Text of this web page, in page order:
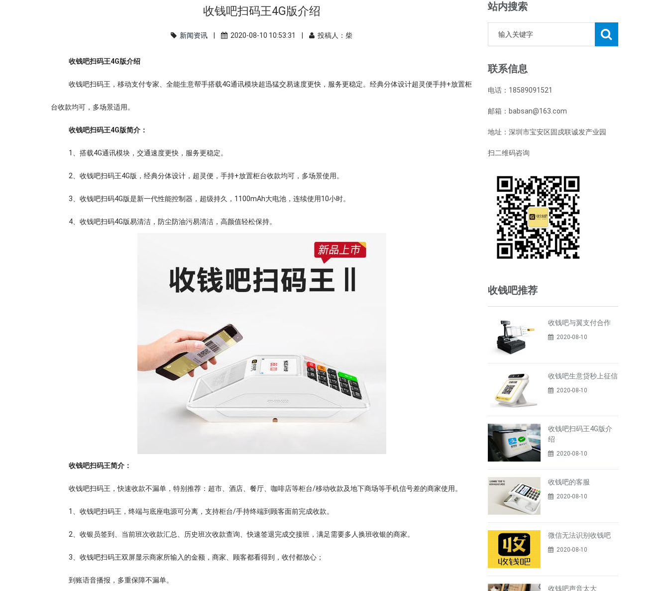
收钱吧扫码王4G版介绍
新闻资讯 | 2020-08-10 10:53:31 | 投稿人：柴
收钱吧扫码王4G版介绍
收钱吧扫码王，移动支付专家、全能生意帮手搭载4G通讯模块超迅猛交易速度更快，服务更稳定。经典分体设计超灵便手持+放置柜
台收款均可，多场景适用。
收钱吧扫码王4G版简介：
1、搭载4G通讯模块，交通速度更快，服务更稳定。
2、收钱吧扫码王4G版，经典分体设计，超灵便，手持+放置柜台收款均可，多场景使用。
3、收钱吧扫码4G版是新一代性能控制器，超级持久，1100mAh大电池，连续使用10小时。
4、收钱吧扫码4G版易清洁，防尘防油污易清洁，高颜值轻松保持。
收钱吧扫码王简介：
收钱吧扫码王，快速收款不漏单，特别推荐：超市、酒店、餐厅、咖啡店等柜台/移动收款及地下商场等手机信号差的商家使用。
1、收钱吧扫码王，终端与底座电源可分离，支持柜台/手持终端到顾客面前完成收款。
2、收银员签到、当前班次收款汇总、历史班次收款查询、快速签退完成交接班，满足需要多人换班收银的商家。
3、收钱吧扫码王双屏显示商家所输入的金额，商家、顾客都看得到，收付都放心；
到账语音播报，多重保障不漏单。
站内搜索
联系信息
电话：18589091521
邮箱：babsan@163.com
地址：深圳市宝安区固戍联诚发产业园
扫二维码咨询
收钱吧推荐
收钱吧与翼支付合作
2020-08-10
收钱吧生意贷秒上征信
2020-08-10
收钱吧扫码王4G版介
绍
2020-08-10
收钱吧的客服
2020-08-10
微信无法识别收钱吧
2020-08-10
收钱吧声音太大